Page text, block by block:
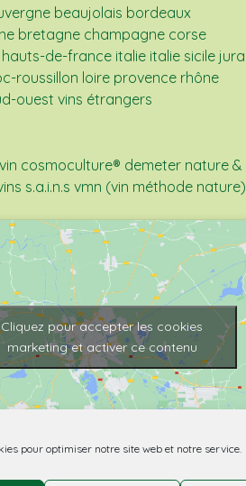
pour optimiser notre site web et notre service.
beaujolais bordeaux
bretagne champagne corse
hauts-de-france italie italie sicile jura
roussillon loire provence rhône
ouest vins étrangers
cosmoculture® demeter nature &
s.a.i.n.s vmn (vin méthode nature)
Cliquez pour accepter les cookies
marketing et activer ce contenu